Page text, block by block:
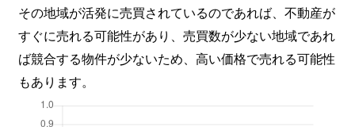
その地域が活発に売買されているのであれば、不動産が
すぐに売れる可能性があり、売買数が少ない地域であれ
ば競合する物件が少ないため、高い価格で売れる可能性
もあります。